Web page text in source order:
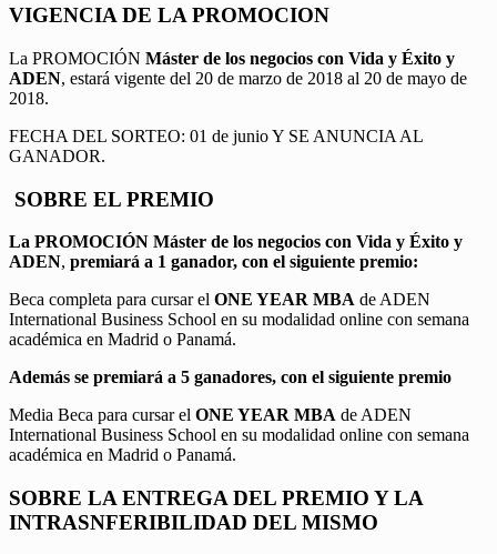
VIGENCIA DE LA PROMOCION
La PROMOCIÓN Máster de los negocios con Vida y Éxito y
ADEN, estará vigente del 20 de marzo de 2018 al 20 de mayo de
2018.
FECHA DEL SORTEO: 01 de junio Y SE ANUNCIA AL
GANADOR.
SOBRE EL PREMIO
La PROMOCIÓN Máster de los negocios con Vida y Éxito y
ADEN, premiará a 1 ganador, con el siguiente premio:
Beca completa para cursar el ONE YEAR MBA de ADEN
International Business School en su modalidad online con semana
académica en Madrid o Panamá.
Además se premiará a 5 ganadores, con el siguiente premio
Media Beca para cursar el ONE YEAR MBA de ADEN
International Business School en su modalidad online con semana
académica en Madrid o Panamá.
SOBRE LA ENTREGA DEL PREMIO Y LA
INTRASNFERIBILIDAD DEL MISMO